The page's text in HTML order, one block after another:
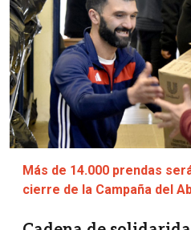
Más de 14.000 prendas
cierre de la Campaña del